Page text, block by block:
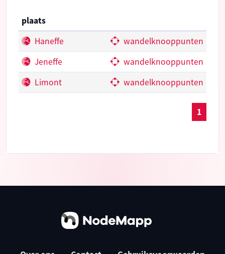
plaats
Haneffe
wandelknooppunten
Jeneffe
wandelknooppunten
Limont
wandelknooppunten
1